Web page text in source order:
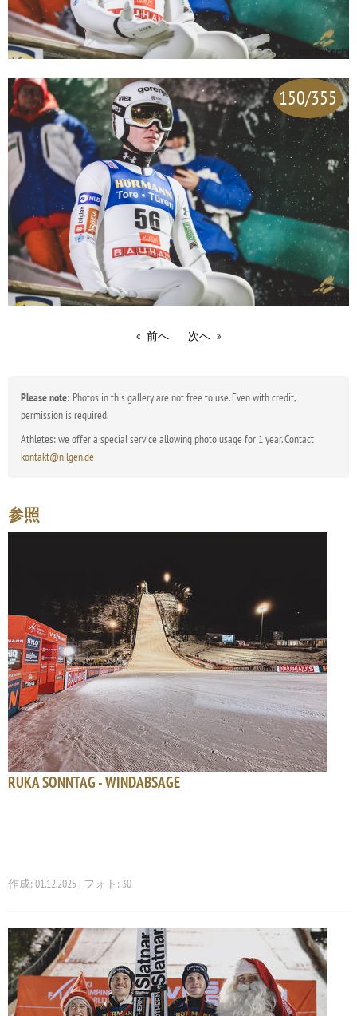
150/355
前へ 次へ
Please note: Photos in this gallery are not free to use. Even with credit,
permission is required.
Athletes: we offer a special service allowing photo usage for 1 year. Contact
kontakt@nilgen.de
参照
RUKA SONNTAG - WINDABSAGE
作成: 01.12.2025 | フォト: 30